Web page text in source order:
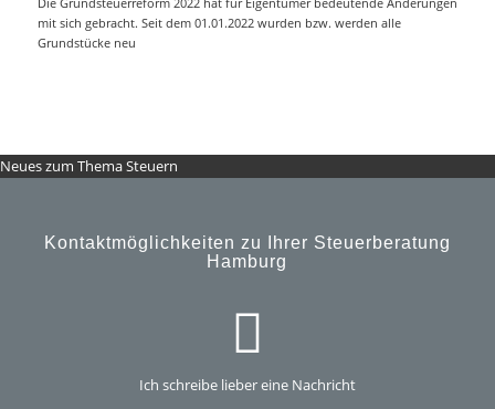
mit sich gebracht. Seit dem 01.01.2022 wurden bzw. werden alle
Grundstücke neu
Neues zum Thema Steuern
Kontaktmöglichkeiten zu Ihrer Steuerberatung
Hamburg
Ich schreibe lieber eine Nachricht